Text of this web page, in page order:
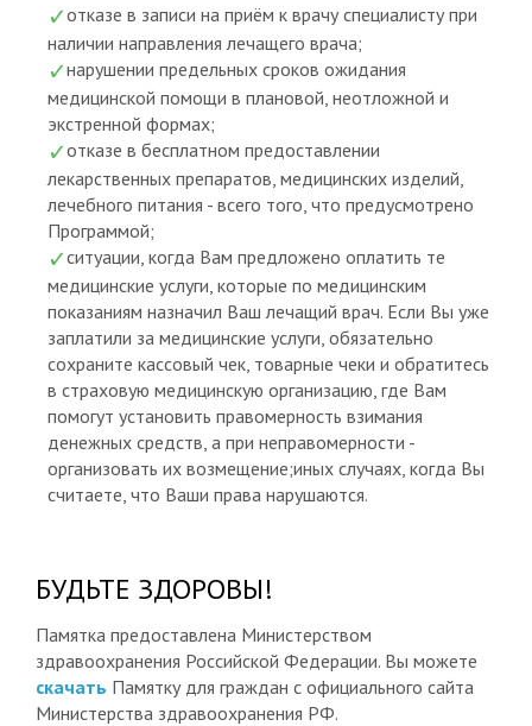
отказе в записи на приём к врачу специалисту при
наличии направления лечащего врача;
нарушении предельных сроков ожидания
медицинской помощи в плановой, неотложной и
экстренной формах;
отказе в бесплатном предоставлении
лекарственных препаратов, медицинских изделий,
лечебного питания - всего того, что предусмотрено
Программой;
ситуации, когда Вам предложено оплатить те
медицинские услуги, которые по медицинским
показаниям назначил Ваш лечащий врач. Если Вы уже
заплатили за медицинские услуги, обязательно
сохраните кассовый чек, товарные чеки и обратитесь
в страховую медицинскую организацию, где Вам
помогут установить правомерность взимания
денежных средств, а при неправомерности -
организовать их возмещение;иных случаях, когда Вы
считаете, что Ваши права нарушаются.
БУДЬТЕ ЗДОРОВЫ!
Памятка предоставлена Министерством
здравоохранения Российской Федерации. Вы можете
скачать Памятку для граждан с официального сайта
Министерства здравоохранения РФ.